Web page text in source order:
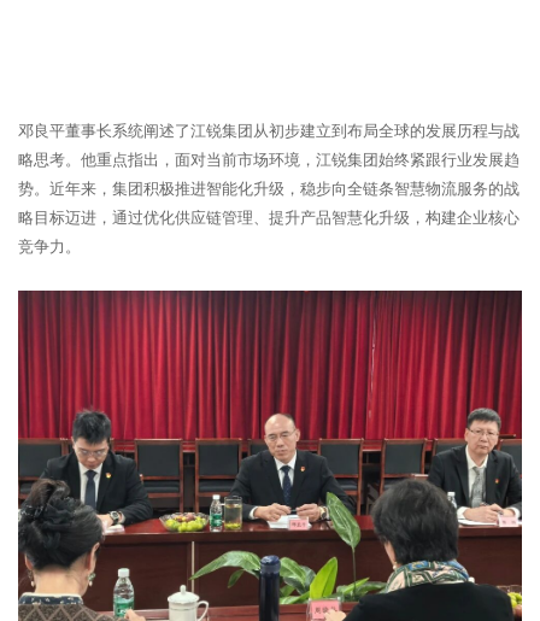
邓良平董事长系统阐述了江锐集团从初步建立到布局全球的发展历程与战
略思考。他重点指出，面对当前市场环境，江锐集团始终紧跟行业发展趋
势。近年来，集团积极推进智能化升级，稳步向全链条智慧物流服务的战
略目标迈进，通过优化供应链管理、提升产品智慧化升级，构建企业核心
竞争力。